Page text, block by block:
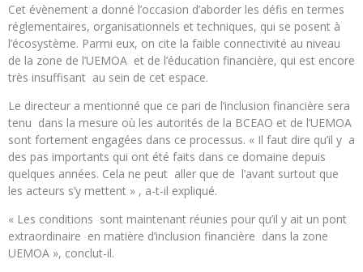
Cet évènement a donné l’occasion d’aborder les défis en termes
réglementaires, organisationnels et techniques, qui se posent à
l’écosystème. Parmi eux, on cite la faible connectivité au niveau
de la zone de l’UEMOA et de l’éducation financière, qui est encore
très insuffisant au sein de cet espace.
Le directeur a mentionné que ce pari de l’inclusion financière sera
tenu dans la mesure où les autorités de la BCEAO et de l’UEMOA
sont fortement engagées dans ce processus. « Il faut dire qu’il y a
des pas importants qui ont été faits dans ce domaine depuis
quelques années. Cela ne peut aller que de l’avant surtout que
les acteurs s’y mettent » , a-t-il expliqué.
« Les conditions sont maintenant réunies pour qu’il y ait un pont
extraordinaire en matière d’inclusion financière dans la zone
UEMOA », conclut-il.